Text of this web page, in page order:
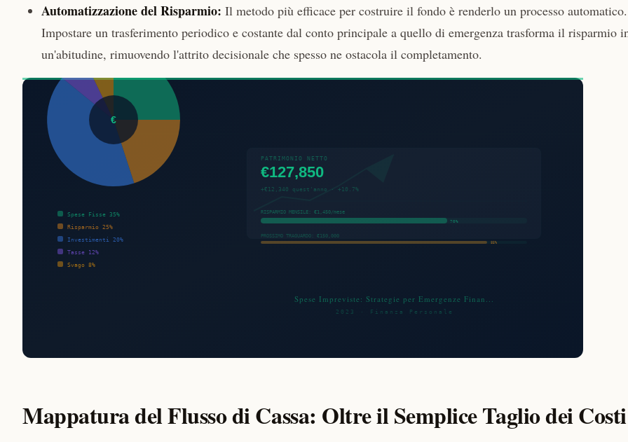
Automatizzazione del Risparmio: Il metodo più efficace per costruire il fondo è renderlo un processo automatico.
Impostare un trasferimento periodico e costante dal conto principale a quello di emergenza trasforma il risparmio
un'abitudine, rimuovendo l'attrito decisionale che spesso ne ostacola il completamento.
Mappatura del Flusso di Cassa: Oltre il Semplice Taglio dei Costi